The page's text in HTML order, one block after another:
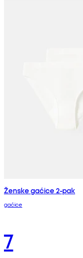
Ženske gaćice 2-pak
gaćice
7